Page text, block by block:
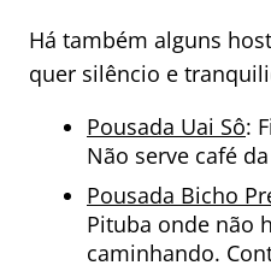
Há também alguns
quer silêncio e
Pousada Uai Sô:
Não serve café
Pousada Bicho
Pituba onde não
caminhando.